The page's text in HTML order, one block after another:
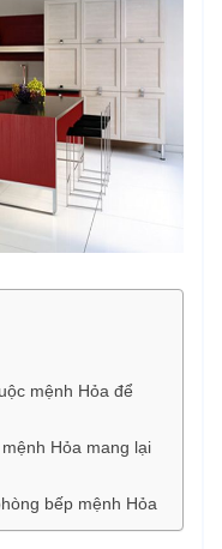
mệnh Hỏa để
Hỏa mang lại
bếp mệnh Hỏa